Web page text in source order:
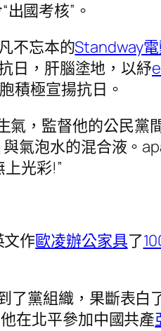
國考核”。
不忘本的Standway
日，肝腦塗地，以紓
積極宣揚抗日。
氣，監督他的公民黨
氣泡水的混合液。
光彩!”
文作歐凌辦公家具了
了黨組織，果斷表白
在北平參加中國共產